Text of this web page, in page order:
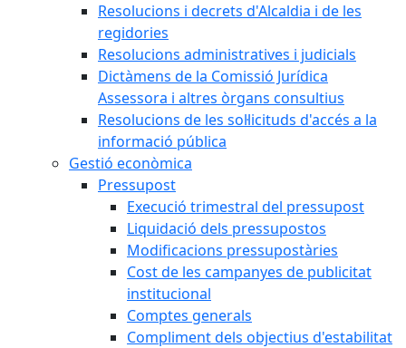
Resolucions i decrets d'Alcaldia i de les
regidories
Resolucions administratives i judicials
Dictàmens de la Comissió Jurídica
Assessora i altres òrgans consultius
Resolucions de les sol·licituds d'accés a la
informació pública
Gestió econòmica
Pressupost
Execució trimestral del pressupost
Liquidació dels pressupostos
Modificacions pressupostàries
Cost de les campanyes de publicitat
institucional
Comptes generals
Compliment dels objectius d'estabilitat